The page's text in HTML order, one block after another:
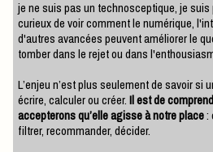
je ne suis pas un technosceptique, je suis plutôt ouvert à l'innovation,
curieux de voir comment le numérique,
d'autres avancées peuvent améliorer le
tomber dans le rejet ou dans
L’enjeu n’est plus seulement de savoir si
écrire, calculer ou créer.Il est de
accepterons qu’elle agisse à notre place:
filtrer, recommander, décider.